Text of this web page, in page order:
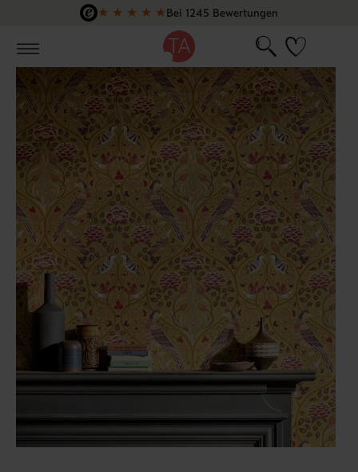
Zum Hauptinhalt springen
★ ★ ★ ★ ★Bei 1245 Bewertungen